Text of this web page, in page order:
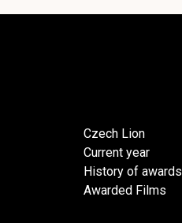
Czech Lion
Current year
History of awards
Awarded Films